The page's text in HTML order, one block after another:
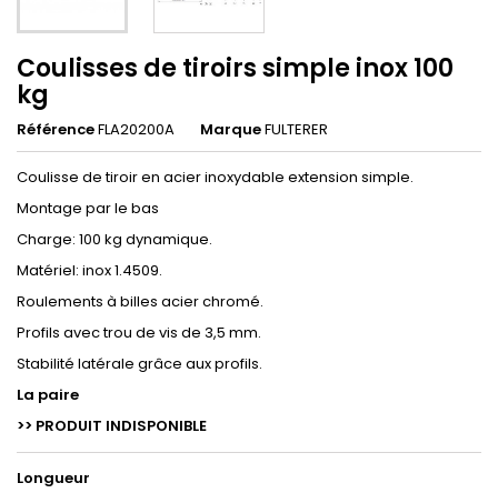
Coulisses de tiroirs simple inox 100
kg
RéférenceFLA20200A MarqueFULTERER
Coulisse de tiroir en acier inoxydable extension simple.
Montage par le bas
Charge: 100 kg dynamique.
Matériel: inox 1.4509.
Roulements à billes acier chromé.
Profils avec trou de vis de 3,5 mm.
Stabilité latérale grâce aux profils.
La paire
>> PRODUIT INDISPONIBLE
Longueur